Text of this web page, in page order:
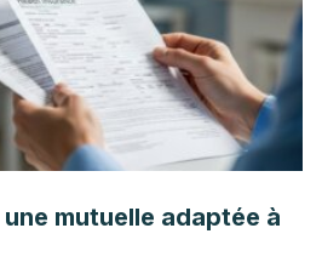
mutuelle adaptée à